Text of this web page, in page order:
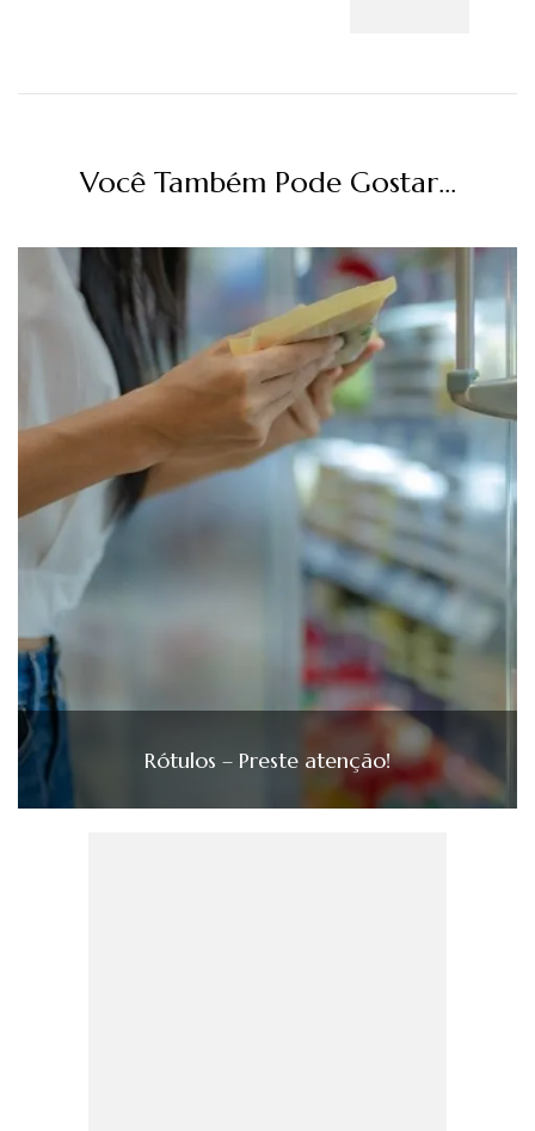
Você Também Pode Gostar...
Rótulos – Preste atenção!